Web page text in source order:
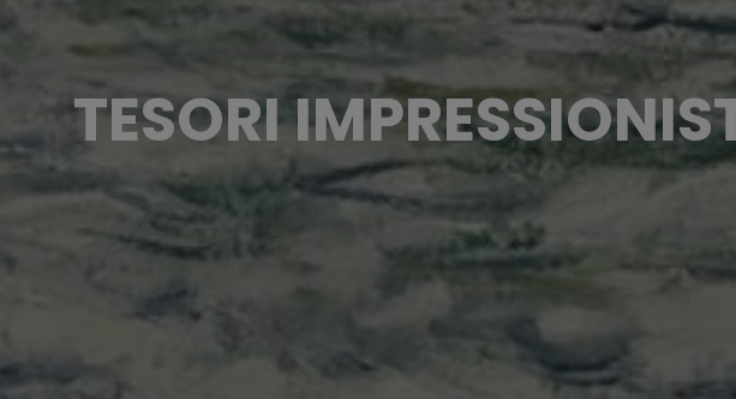
TESORI